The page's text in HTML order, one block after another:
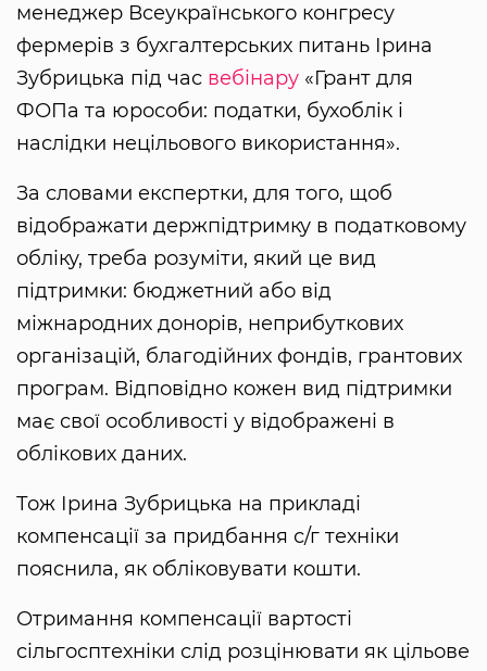
менеджер Всеукраїнського конгресу
фермерів з бухгалтерських питань Ірина
Зубрицька під час вебінару «Грант для
ФОПа та юрособи: податки, бухоблік і
наслідки нецільового використання».
За словами експертки, для того, щоб
відображати держпідтримку в податковому
обліку, треба розуміти, який це вид
підтримки: бюджетний або від
міжнародних донорів, неприбуткових
організацій, благодійних фондів, грантових
програм. Відповідно кожен вид підтримки
має свої особливості у відображені в
облікових даних.
Тож Ірина Зубрицька на прикладі
компенсації за придбання с/г техніки
пояснила, як обліковувати кошти.
Отримання компенсації вартості
сільгосптехніки слід розцінювати як цільове